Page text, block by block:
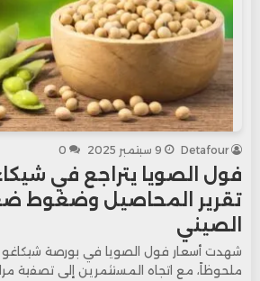
Detafour 9 سبتمبر 2025 0
فول الصويا يتراجع في
تقرير المحاصيل وضغوط
الصيني
شهدت أسعار فول الصويا في بورصة شيكاغو
ملحوظاً، مع اتجاه المستثمرين إلى تصفية